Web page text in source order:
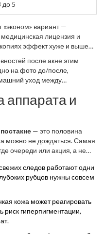
до 5
«эконом» вариант —
медицинская лицензия и
эффект хуже и выше
после акне этим
на фото до/после,
уход между
аппарата и
— это половина
можно не дождаться. Самая
очереди или акция, а не
следов работают одни
рубцов нужны совсем
кожа может реагировать
риск гиперпигментации,